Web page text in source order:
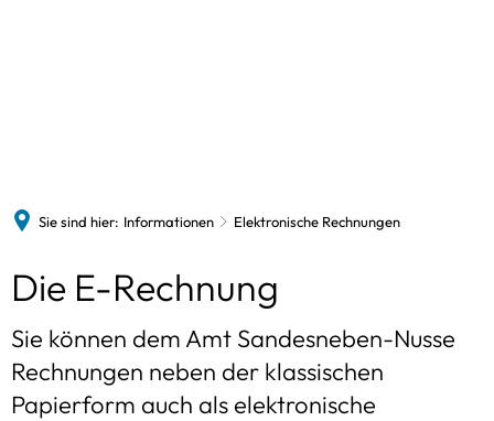
Amtliche Bekanntmachungen
Ausschreibungen
Dienstleistungen
Onlinedienste
Kindertagesbetreuung
Flüchtlingsinitiative
Sozialverbände
Freizeitangebote
Konzepte
Sie sind hier: Informationen Elektronische Rechnungen
Elektronische
Rechnungen
Die E-Rechnung
Sie können dem Amt Sandesneben-Nusse
Rechnungen neben der klassischen
Papierform auch als elektronische